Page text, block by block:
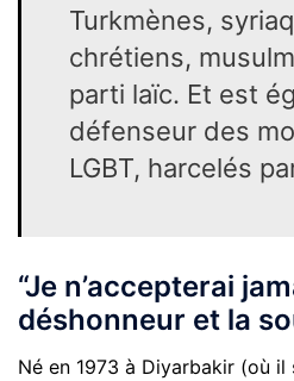
Turkmènes,
chrétiens,
parti laïc. Et est
défenseur des
LGBT, harcelés
“Je n’accepterai
déshonneur et la
Né en 1973 à Diyarbakir (où il